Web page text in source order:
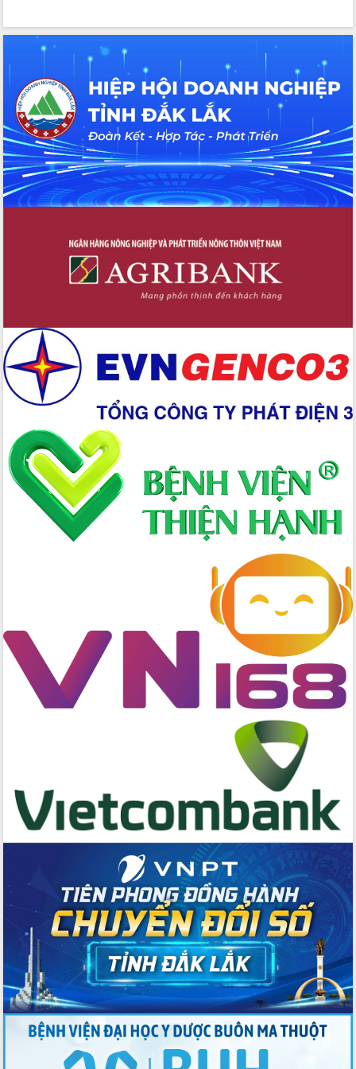
hành cùng nông dân dân, doanh nghiệp
Giai đoạn 2026-2030, Đắk Lắk phấn
đấu có 77% xã đạt chuẩn nông thôn
mới
Chuyển đổi số 'mở đường' cho nông
nghiệp Đắk Lắk tăng trưởng bứt phá
Triển khai đồng bộ đo đạc, lập hồ sơ
địa chính, hoàn thiện cơ sở dữ liệu đất
đai
Ứng dụng sinh trắc học - Bước tiến
trong hành trình chuyển đổi số tại Đắk
Đắk Lắk nâng cao hiệu quả công tác
Đảng từ Sổ tay đảng viên điện tử
Đắk Lắk đẩy mạnh nuôi biển công
nghệ, hướng tới phát triển thủy sản
Tập huấn nâng cao năng lực triển khai
chuyển đổi số cho cán bộ, công chức
cấp xã
Đắk Lắk phát động hưởng ứng Ngày
Quyền của người tiêu dùng Việt Nam
Đẩy mạnh cải cách hành chính, quyết
tâm đạt được mục tiêu tăng trưởng
hai con số trong năm 2026
Tổ chức trang trọng Lễ hội Đền thờ
Lương Văn Chánh năm 2026
Phó Bí thư Tỉnh ủy Đắk Lắk Đỗ Hữu
Huy giữ chức Bí thư Đảng ủy Ủy Ban
không gian tri thức trong thời đại số
Đánh giá, rút kinh nghiệm công tác tổ
chức diễn tập trước ngày bầu cử
Chương trình “Gặp gỡ hữu nghị –
Friendship Meeting New Year 2026”
Ngày hội bầu cử đại biểu Quốc hội
khóa XVI và HĐND các cấp nhiệm kỳ
2026-2031
Đảm bảo cuộc bầu cử đại biểu Quốc
hội và đại biểu HĐND các cấp diễn ra
an toàn, hiệu quả, đúng quy định
Thủ tướng Chính phủ Phạm Minh Chính
kiểm tra, chỉ đạo hoàn thành các dự
án cao tốc và thăm khu tái định cư tại
Đắk Lắk
Sôi nổi Hội đua ngựa truyền thống Gò
Thì Thùng mừng Xuân Bính Ngọ 2026
Lãnh đạo tỉnh dâng hương tưởng niệm
tại Đập Đồng Cam đầu Xuân Bính Ngọ
Ngành nông nghiệp phấn đấu tăng
UBND tỉnh Đắk Lắk triển khai công tác